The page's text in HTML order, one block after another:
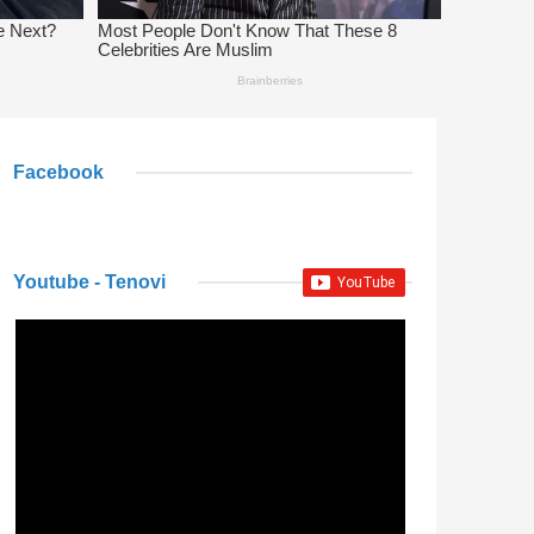
Facebook
Youtube - Tenovi